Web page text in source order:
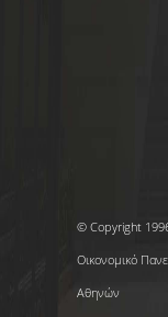
© Copyright
Οικονομικό
Αθηνών